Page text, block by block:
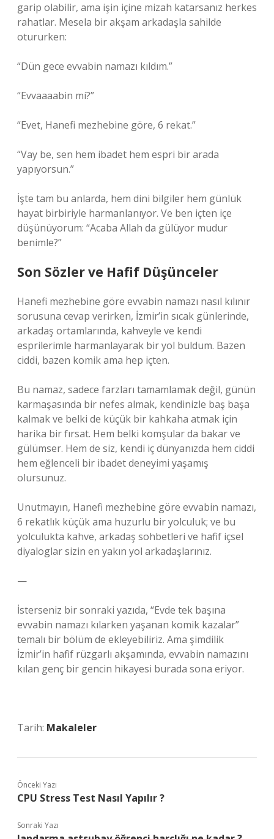
garip olabilir, ama işin içine mizah katarsanız herkes
rahatlar. Mesela bir akşam arkadaşla sahilde
otururken:
“Dün gece evvabin namazı kıldım.”
“Evvaaaabin mi?”
“Evet, Hanefi mezhebine göre, 6 rekat.”
“Vay be, sen hem ibadet hem espri bir arada
yapıyorsun.”
İşte tam bu anlarda, hem dini bilgiler hem günlük
hayat birbiriyle harmanlanıyor. Ve ben içten içe
düşünüyorum: “Acaba Allah da gülüyor mudur
benimle?”
Son Sözler ve Hafif Düşünceler
Hanefi mezhebine göre evvabin namazı nasıl kılınır
sorusuna cevap verirken, İzmir’in sıcak günlerinde,
arkadaş ortamlarında, kahveyle ve kendi
esprilerimle harmanlayarak bir yol buldum. Bazen
ciddi, bazen komik ama hep içten.
Bu namaz, sadece farzları tamamlamak değil, günün
karmaşasında bir nefes almak, kendinizle baş başa
kalmak ve belki de küçük bir kahkaha atmak için
harika bir fırsat. Hem belki komşular da bakar ve
gülümser. Hem de siz, kendi iç dünyanızda hem ciddi
hem eğlenceli bir ibadet deneyimi yaşamış
olursunuz.
Unutmayın, Hanefi mezhebine göre evvabin namazı,
6 rekatlık küçük ama huzurlu bir yolculuk; ve bu
yolculukta kahve, arkadaş sohbetleri ve hafif içsel
diyaloglar sizin en yakın yol arkadaşlarınız.
—
İsterseniz bir sonraki yazıda, “Evde tek başına
evvabin namazı kılarken yaşanan komik kazalar”
temalı bir bölüm de ekleyebiliriz. Ama şimdilik
İzmir’in hafif rüzgarlı akşamında, evvabin namazını
kılan genç bir gencin hikayesi burada sona eriyor.
Tarih: Makaleler
Önceki Yazı
CPU Stress Test Nasıl Yapılır ?
Sonraki Yazı